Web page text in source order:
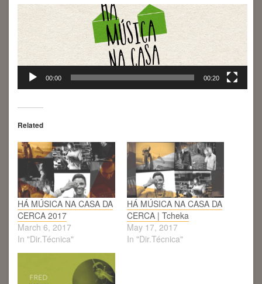
Player
00:00 00:20
Related
HÁ MÚSICA NA CASA DA
CERCA 2017
March 6, 2017
In "Dir.Técnica"
HÁ MÚSICA NA CASA DA
CERCA | Tcheka
May 17, 2017
In "Dir.Técnica"